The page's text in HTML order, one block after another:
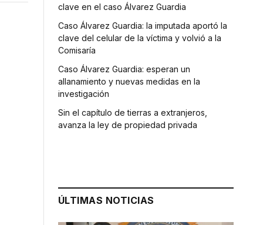
clave en el caso Álvarez Guardia
Caso Álvarez Guardia: la imputada aportó la
clave del celular de la víctima y volvió a la
Comisaría
Caso Álvarez Guardia: esperan un
allanamiento y nuevas medidas en la
investigación
Sin el capítulo de tierras a extranjeros,
avanza la ley de propiedad privada
ÚLTIMAS NOTICIAS